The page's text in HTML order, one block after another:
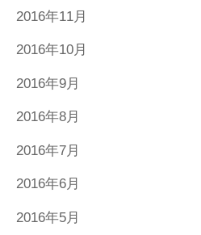
2016年11月
2016年10月
2016年9月
2016年8月
2016年7月
2016年6月
2016年5月